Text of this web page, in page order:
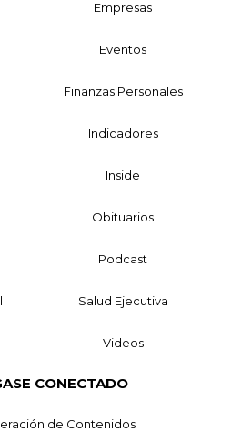
Empresas
Eventos
Finanzas Personales
Indicadores
Inside
Obituarios
Podcast
Salud Ejecutiva
Videos
CONECTADO
de Contenidos